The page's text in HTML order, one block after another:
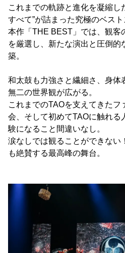
これまでの軌跡と進化を凝縮し
すべて”が詰まった究極のベスト
本作「THE BEST」では、観客
を厳選し、新たな演出と圧倒的
築。
和太鼓も力強さと繊細さ、身体
無二の世界観が広がる。
これまでのTAOを支えてきた
会、そして初めてTAOに触れる
験になること間違いなし。
涙なしでは観ることができない
も絶賛する最高峰の舞台。